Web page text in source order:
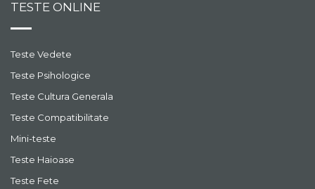
TESTE ONLINE
Teste Vedete
Teste Psihologice
Teste Cultura Generala
Teste Compatibilitate
Mini-teste
Teste Haioase
Teste Fete